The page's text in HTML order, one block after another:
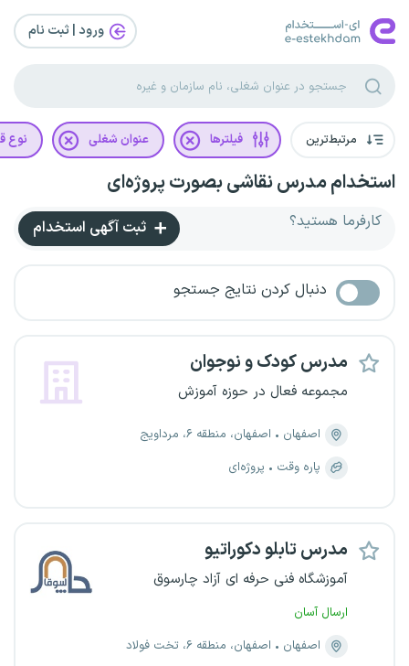
ورود | ثبت‌ نام
مرتبط‌ترین فیلترها عنوان شغلی نوع
استخدام مدرس نقاشی بصورت پروژه‌ای
کارفرما هستید؟ ثبت آگهی استخدام
دنبال کردن نتایج جستجو
مدرس کودک و نوجوان
مجموعه فعال در حوزه آموزش
اصفهان
اصفهان، منطقه ۶، مرداویج
پاره وقت
پروژه‌ای
مدرس تابلو دکوراتیو
آموزشگاه فنی حرفه ای آزاد چارسوق
ارسال آسان
اصفهان
اصفهان، منطقه ۶، تخت فولاد